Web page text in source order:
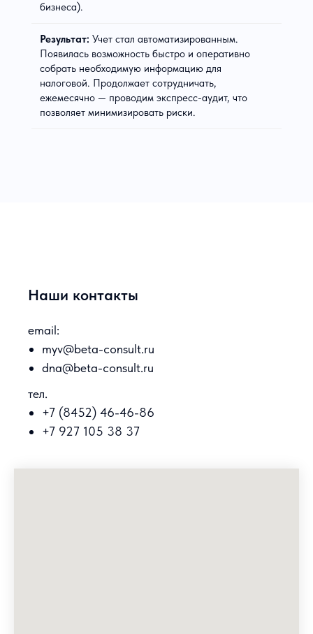
бизнеса).
Результат: Учет стал автоматизированным.
Появилась возможность быстро и оперативно
собрать необходимую информацию для
налоговой. Продолжает сотрудничать,
ежемесячно — проводим экспресс-аудит, что
позволяет минимизировать риски.
Наши контакты
email:
myv@beta-consult.ru
dna@beta-consult.ru
тел.
+7 (8452) 46-46-86
+7 927 105 38 37